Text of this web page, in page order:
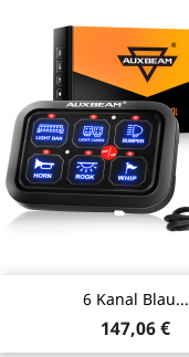
6 Kanal Blau...
Preis
147,06 €
Vorschau